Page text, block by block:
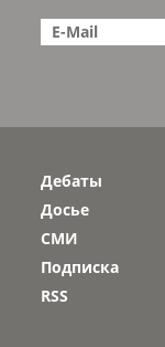
Дебаты
Досье
СМИ
Подписка
RSS